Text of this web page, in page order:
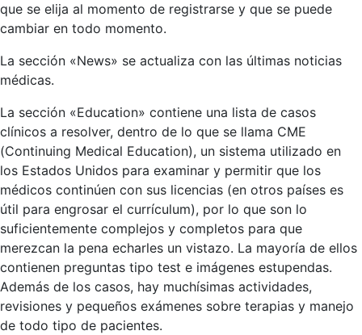
que se elija al momento de registrarse y que se puede
cambiar en todo momento.
La sección «News» se actualiza con las últimas noticias
médicas.
La sección «Education» contiene una lista de casos
clínicos a resolver, dentro de lo que se llama CME
(Continuing Medical Education), un sistema utilizado en
los Estados Unidos para examinar y permitir que los
médicos continúen con sus licencias (en otros países es
útil para engrosar el currículum), por lo que son lo
suficientemente complejos y completos para que
merezcan la pena echarles un vistazo. La mayoría de ellos
contienen preguntas tipo test e imágenes estupendas.
Además de los casos, hay muchísimas actividades,
revisiones y pequeños exámenes sobre terapias y manejo
de todo tipo de pacientes.